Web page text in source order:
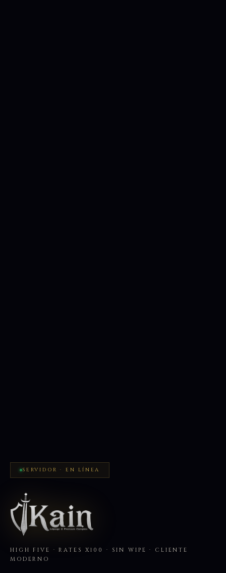
SERVIDOR · EN LÍNEA
HIGH FIVE · RATES X100 · SIN WIPE · CLIENTE
MODERNO